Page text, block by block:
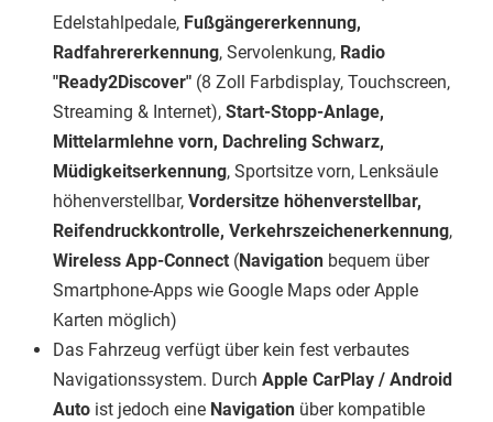
Edelstahlpedale, Fußgängererkennung,
Radfahrererkennung, Servolenkung, Radio
"Ready2Discover" (8 Zoll Farbdisplay, Touchscreen,
Streaming & Internet), Start-Stopp-Anlage,
Mittelarmlehne vorn, Dachreling Schwarz,
Müdigkeitserkennung, Sportsitze vorn, Lenksäule
höhenverstellbar, Vordersitze höhenverstellbar,
Reifendruckkontrolle, Verkehrszeichenerkennung,
Wireless App-Connect (Navigation bequem über
Smartphone-Apps wie Google Maps oder Apple
Karten möglich)
Das Fahrzeug verfügt über kein fest verbautes
Navigationssystem. Durch Apple CarPlay / Android
Auto ist jedoch eine Navigation über kompatible